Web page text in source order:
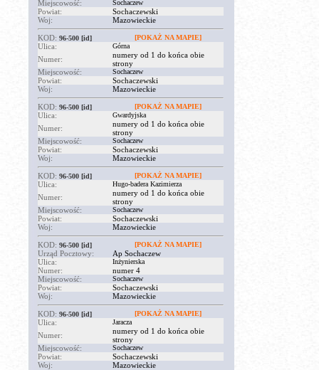
Miejscowość:
Sochaczew
Powiat:
Sochaczewski
Woj:
Mazowieckie
KOD: 96-500 [id] [POKAŻ NA MAPIE]
Ulica: Górna
Numer:
numery od 1 do końca obie
strony
Miejscowość:
Sochaczew
Powiat:
Sochaczewski
Woj:
Mazowieckie
KOD: 96-500 [id] [POKAŻ NA MAPIE]
Ulica: Gwardyjska
Numer:
numery od 1 do końca obie
strony
Miejscowość:
Sochaczew
Powiat:
Sochaczewski
Woj:
Mazowieckie
KOD: 96-500 [id] [POKAŻ NA MAPIE]
Ulica: Hugo-badera Kazimierza
Numer:
numery od 1 do końca obie
strony
Miejscowość:
Sochaczew
Powiat:
Sochaczewski
Woj:
Mazowieckie
KOD: 96-500 [id] [POKAŻ NA MAPIE]
Urząd Pocztowy:
Ap Sochaczew
Ulica:
Inżynierska
Numer:
numer 4
Miejscowość:
Sochaczew
Powiat:
Sochaczewski
Woj:
Mazowieckie
KOD: 96-500 [id] [POKAŻ NA MAPIE]
Ulica: Jaracza
Numer:
numery od 1 do końca obie
strony
Miejscowość:
Sochaczew
Powiat:
Sochaczewski
Woj:
Mazowieckie